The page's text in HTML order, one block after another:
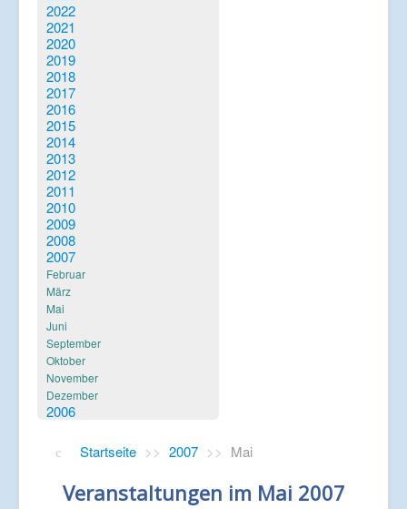
Veranstaltungen
Informationen
Verlinkungen
2022
2021
2020
2019
2018
2017
2016
2015
2014
2013
2012
2011
2010
2009
2008
2007
Februar
März
Mai
Juni
September
Oktober
November
Dezember
2006
Startseite >> 2007 >> Mai
Veranstaltungen im Mai 2007